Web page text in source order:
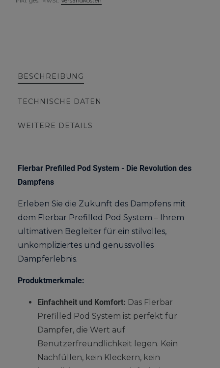
BESCHREIBUNG
TECHNISCHE DATEN
WEITERE DETAILS
Flerbar Prefilled Pod System - Die Revolution des
Dampfens
Erleben Sie die Zukunft des Dampfens mit
dem Flerbar Prefilled Pod System – Ihrem
ultimativen Begleiter für ein stilvolles,
unkompliziertes und genussvolles
Dampferlebnis.
Produktmerkmale:
Einfachheit und Komfort: Das Flerbar
Prefilled Pod System ist perfekt für
Dampfer, die Wert auf
Benutzerfreundlichkeit legen. Kein
Nachfüllen, kein Kleckern, kein